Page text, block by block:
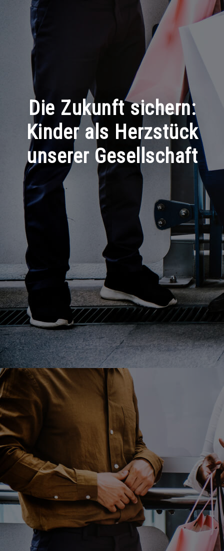
Die Zukunft sichern:
Kinder als Herzstück
unserer Gesellschaft